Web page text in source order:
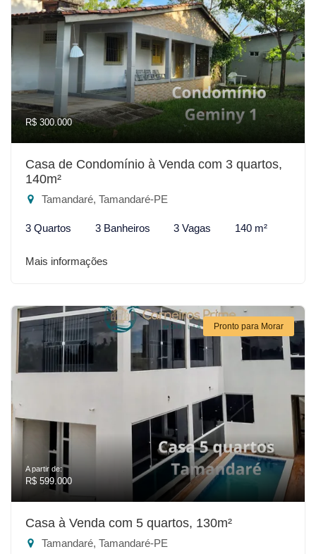
R$ 300.000
Casa de Condomínio à Venda com 3 quartos,
140m²
Tamandaré, Tamandaré-PE
3 Quartos 3 Banheiros 3 Vagas 140 m²
Mais informações
Pronto para Morar
A partir de:
R$ 599.000
Casa à Venda com 5 quartos, 130m²
Tamandaré, Tamandaré-PE